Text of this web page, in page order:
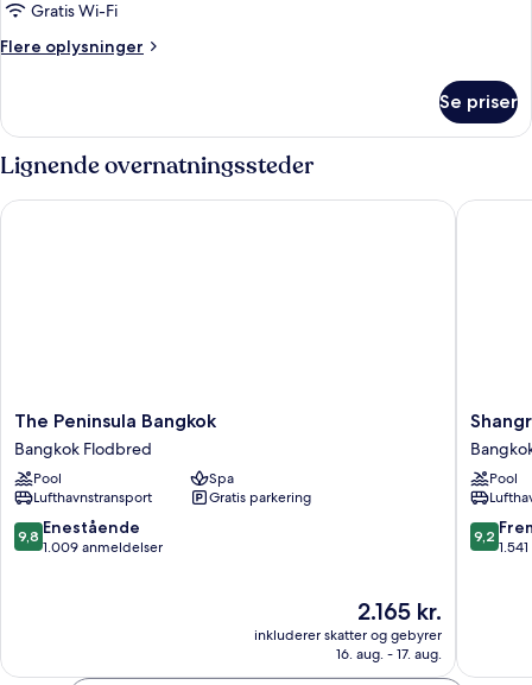
Gratis Wi-Fi
Flere oplysninger
Flere
Se priser
Lignende overnatningssteder
The
Peninsula
Bangkok
Bangkok
Flodbred
The Peninsula Bangkok
Bangkok Flodbred
Pool
Spa
Lufthavnstransport
Gratis parkering
9.8
ud
9,8 Enestående
1.009 anmeldelser
Prisen
er
2.165 kr.
2.165 kr.
inkluderer skatter og gebyrer
16. aug. - 17. aug.
The Peninsula Bangkok
Shangri-
La
bymidte
Pool
9.2
ud
9,2